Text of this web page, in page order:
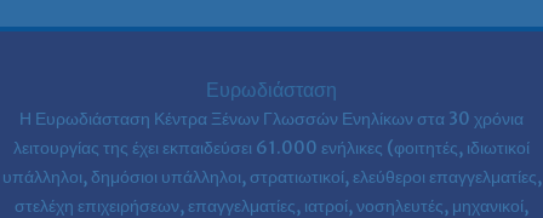
Ευρωδιάσταση
Η Ευρωδιάσταση Κέντρα Ξένων Γλωσσών Ενηλίκων στα 30 χρόνια
λειτουργίας της έχει εκπαιδεύσει 61.000 ενήλικες (φοιτητές, ιδιωτικοί
υπάλληλοι, δημόσιοι υπάλληλοι, στρατιωτικοί, ελεύθεροι επαγγελματίες,
στελέχη επιχειρήσεων, επαγγελματίες, ιατροί, νοσηλευτές, μηχανικοί,